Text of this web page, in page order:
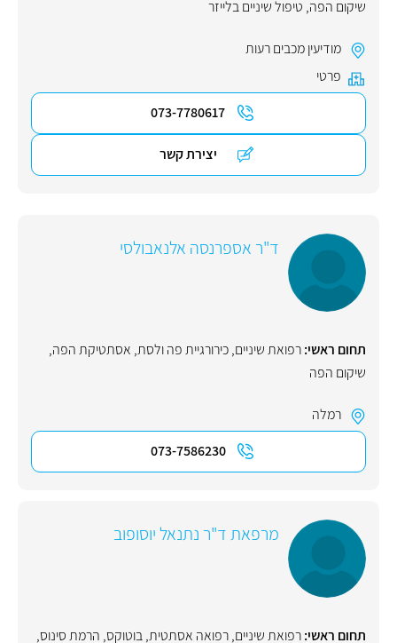
שיקום הפה, טיפול שיניים בלייזר
מודיעין מכבים רעות
פרטי
073-7780617
יצירת קשר
ד"ר אספרנסה אלנאבולסי
תחום ראשי:רפואת שיניים,כירורגיית פה ולסת, אסתטיקת הפה,
שיקום הפה
רמלה
073-7586230
מרפאת ד"ר נתנאל יוסופוב
תחום ראשי:רפואת שיניים,רפואה אסתטית,בוטוקס, הרמת סינוס,